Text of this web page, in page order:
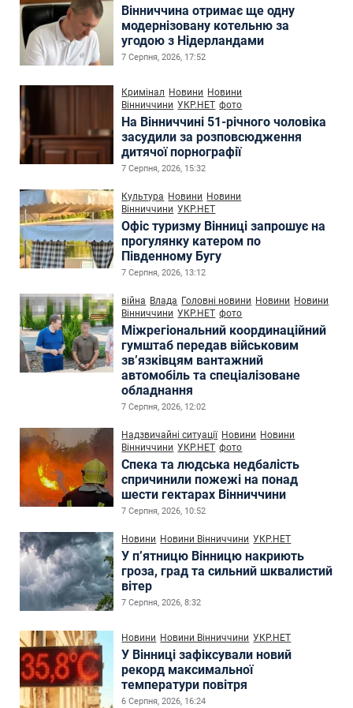
Вінниччина отримає ще одну
модернізовану котельню за
угодою з Нідерландами
7 Серпня, 2026, 17:52
Кримінал Новини Новини
Вінниччини УКР.НЕТ фото
На Вінниччині 51-річного чоловіка
засудили за розповсюдження
дитячої порнографії
7 Серпня, 2026, 15:32
Культура Новини Новини
Вінниччини УКР.НЕТ
Офіс туризму Вінниці запрошує на
прогулянку катером по
Південному Бугу
7 Серпня, 2026, 13:12
війна Влада Головні новини Новини Новини
Вінниччини УКР.НЕТ фото
Міжрегіональний координаційний
гумштаб передав військовим
зв’язківцям вантажний
автомобіль та спеціалізоване
обладнання
7 Серпня, 2026, 12:02
Надзвичайні ситуації Новини Новини
Вінниччини УКР.НЕТ фото
Спека та людська недбалість
спричинили пожежі на понад
шести гектарах Вінниччини
7 Серпня, 2026, 10:52
Новини Новини Вінниччини УКР.НЕТ
У п’ятницю Вінницю накриють
гроза, град та сильний шквалистий
вітер
7 Серпня, 2026, 8:32
Новини Новини Вінниччини УКР.НЕТ
У Вінниці зафіксували новий
рекорд максимальної
температури повітря
6 Серпня, 2026, 16:24